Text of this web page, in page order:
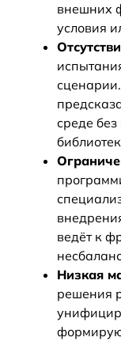
внешних
условия
среде
ведёт к
Низкая
решения